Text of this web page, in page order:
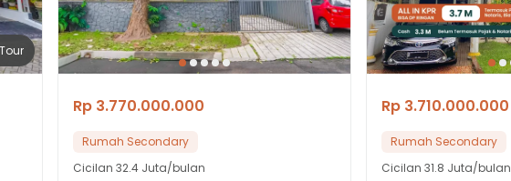
Rp 3.770.000.000
Rumah Secondary
Cicilan 32.4 Juta/bulan
Rp 3.710.000.000
Rumah Secondary
Cicilan31.8 Juta/bulan